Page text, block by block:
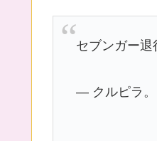
セブンガー
— クルピラ。